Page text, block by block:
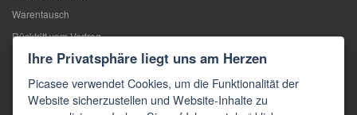
Warentausch
Rücktritt vom Vertrag
Reklamation
KONTAKTE
Ihre Privatsphäre liegt uns am Herzen
Picasee verwendet Cookies, um die Funktionalität der
Website sicherzustellen und Website-Inhalte zu